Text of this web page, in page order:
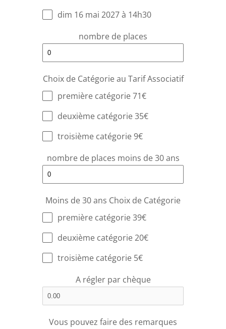
dim 16 mai 2027 à 14h30
nombre de places
Choix de Catégorie au Tarif Associatif
première catégorie 71€
deuxième catégorie 35€
troisième catégorie 9€
nombre de places moins de 30 ans
Moins de 30 ans Choix de Catégorie
première catégorie 39€
deuxième catégorie 20€
troisième catégorie 5€
A régler par chèque
Vous pouvez faire des remarques